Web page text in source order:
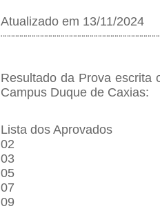
Atualizado em 13/11/2024
Resultado da Prova escrita
Campus Duque de Caxias:
Lista dos Aprovados
02
03
05
07
09